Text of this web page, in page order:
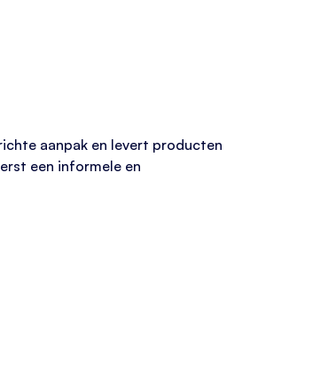
aanpak en levert producten
een informele en